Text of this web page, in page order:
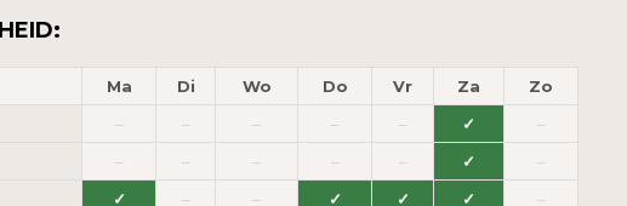
Ma Di Wo Do Vr Za
Zo
– – – – – ✓
–
– – – – – ✓
–
✓ – – ✓ ✓ ✓ –